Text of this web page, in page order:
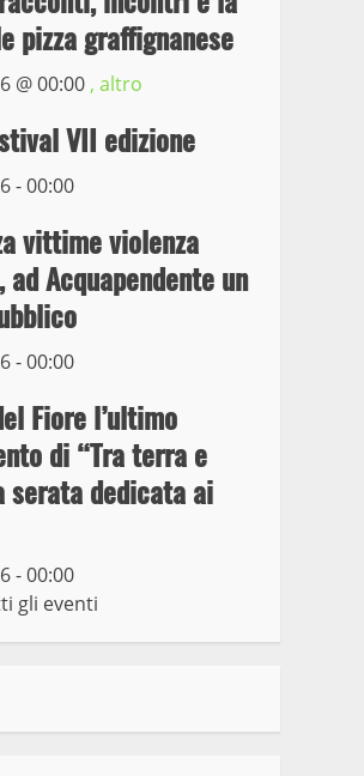
pizza graffignanese
@00:00 , altro
VII edizione
- 00:00
vittime violenza
Acquapendente un
- 00:00
Fiore l’ultimo
di “Tra terra e
serata dedicata ai
- 00:00
gli eventi
La Polizia di Stato arresta
il ladro seriale delle auto
10 Maggio 2023
Prorogata la mostra dei
bozzetti di Michelangelo
Buonarroti ospitata al
Museo dei Portici
19 Gennaio 2023
Trasporto pubblico locale,
terminal Riello dal 15 al
17 giugno
15 Giugno 2023
Studenteschi di Atletica a
Viterbo
10 Maggio 2023
fini di spaccio di sostanze